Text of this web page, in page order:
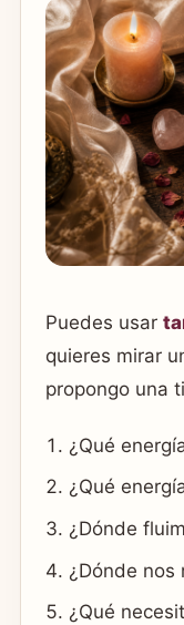
Puedes usar
quieres mirar
propongo una
¿Qué
¿Qué
¿Dónde
¿Dónde nos
¿Qué